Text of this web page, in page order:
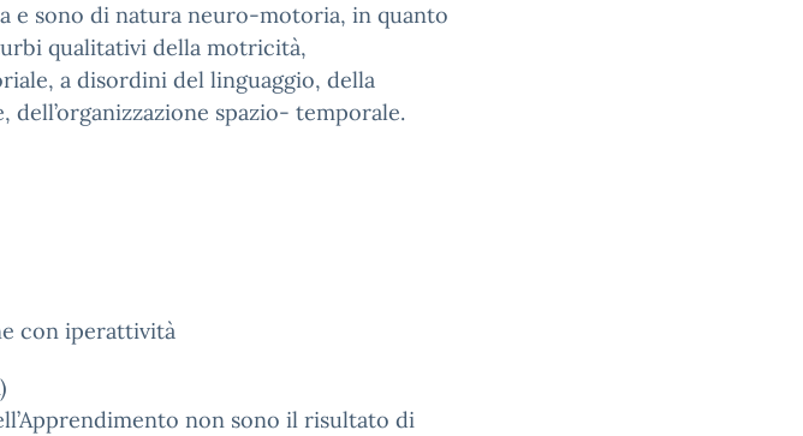
e sono di natura neuro-motoria, in quanto
qualitativi della motricità,
a disordini del linguaggio, della
dell’organizzazione spazio- temporale.
con iperattività
non sono il risultato di